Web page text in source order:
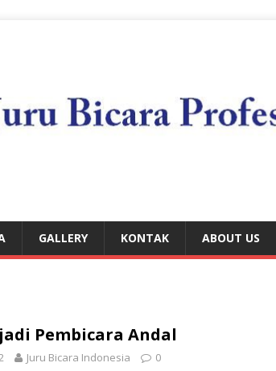
GALLERY KONTAK ABOUT US
Pembicara Andal
Juru Bicara Indonesia 0